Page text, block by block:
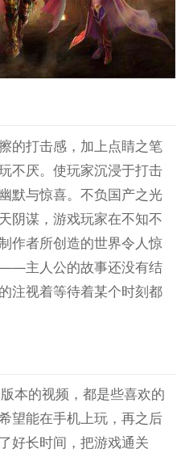
的打击感，加上点睛之笔
厌。使玩家沉浸于打击
默与惊喜。不负国产之光
阴谋，游戏玩家在不知不
者所创造的世界令人惊
主人公的故事还没有结
注视着等待着某个时刻都
本的视频，都是些喜欢的
望能在手机上玩，再之后
好长时间，把游戏通关